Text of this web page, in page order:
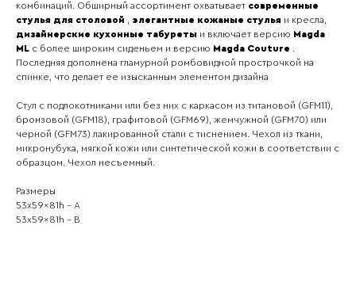
комбинаций. Обширный ассортимент охватывает современные
стулья для столовой
элегантные кожаные стулья и кресла,
дизайнерские кухонные табуреты и включает версию Magda
ML с более широким сиденьем и версию Magda Couture
Последняя дополнена гламурной ромбовидной прострочкой на
спинке, что делает ее изысканным элементом дизайна
Стул с подлокотниками или без них с каркасом из титановой (GFM11),
бронзовой (GFM18), графитовой (GFM69), жемчужной (GFM70) или
черной (GFM73) лакированной стали с тиснением. Чехол из ткани,
микронубука, мягкой кожи или синтетической кожи в соответствии с
образцом. Чехол несъемный.
Размеры
53x59x81h - А
53x59x81h - B